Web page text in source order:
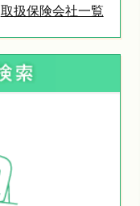
取扱保険会社一覧